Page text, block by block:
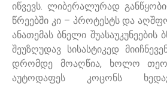
იწვევს. ლიბერალურად
წრეებში კი – პროტესტს და
ანათემას ბნელი
შეუზღუდავ სისასტიკედ
დრომდე მოაღწია, ხოლო
აუტოდაფეს კოცონს